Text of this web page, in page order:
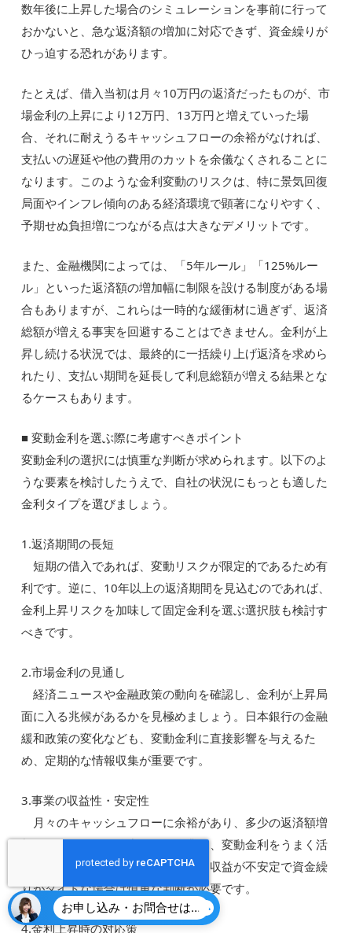
数年後に上昇した場合のシミュレーションを事前に行って
おかないと、急な返済額の増加に対応できず、資金繰りが
ひっ迫する恐れがあります。
たとえば、借入当初は月々10万円の返済だったものが、市
場金利の上昇により12万円、13万円と増えていった場
合、それに耐えうるキャッシュフローの余裕がなければ、
支払いの遅延や他の費用のカットを余儀なくされることに
なります。このような金利変動のリスクは、特に景気回復
局面やインフレ傾向のある経済環境で顕著になりやすく、
予期せぬ負担増につながる点は大きなデメリットです。
また、金融機関によっては、「5年ルール」「125%ルー
ル」といった返済額の増加幅に制限を設ける制度がある場
合もありますが、これらは一時的な緩衝材に過ぎず、返済
総額が増える事実を回避することはできません。金利が上
昇し続ける状況では、最終的に一括繰り上げ返済を求めら
れたり、支払い期間を延長して利息総額が増える結果とな
るケースもあります。
■ 変動金利を選ぶ際に考慮すべきポイント
変動金利の選択には慎重な判断が求められます。以下のよ
うな要素を検討したうえで、自社の状況にもっとも適した
金利タイプを選びましょう。
1.返済期間の長短
短期の借入であれば、変動リスクが限定的であるため有
利です。逆に、10年以上の返済期間を見込むのであれば、
金利上昇リスクを加味して固定金利を選ぶ選択肢も検討す
べきです。
2.市場金利の見通し
経済ニュースや金融政策の動向を確認し、金利が上昇局
面に入る兆候があるかを見極めましょう。日本銀行の金融
緩和政策の変化なども、変動金利に直接影響を与えるた
め、定期的な情報収集が重要です。
3.事業の収益性・安定性
月々のキャッシュフローに余裕があり、多少の返済額増
加にも耐えられる体力がある企業は、変動金利をうまく活
用できる可能性があります。逆に、収益が不安定で資金繰
りがタイトな場合は慎重な判断が必要です。
4.金利上昇時の対応策
お申し込み・お問合せはこちら